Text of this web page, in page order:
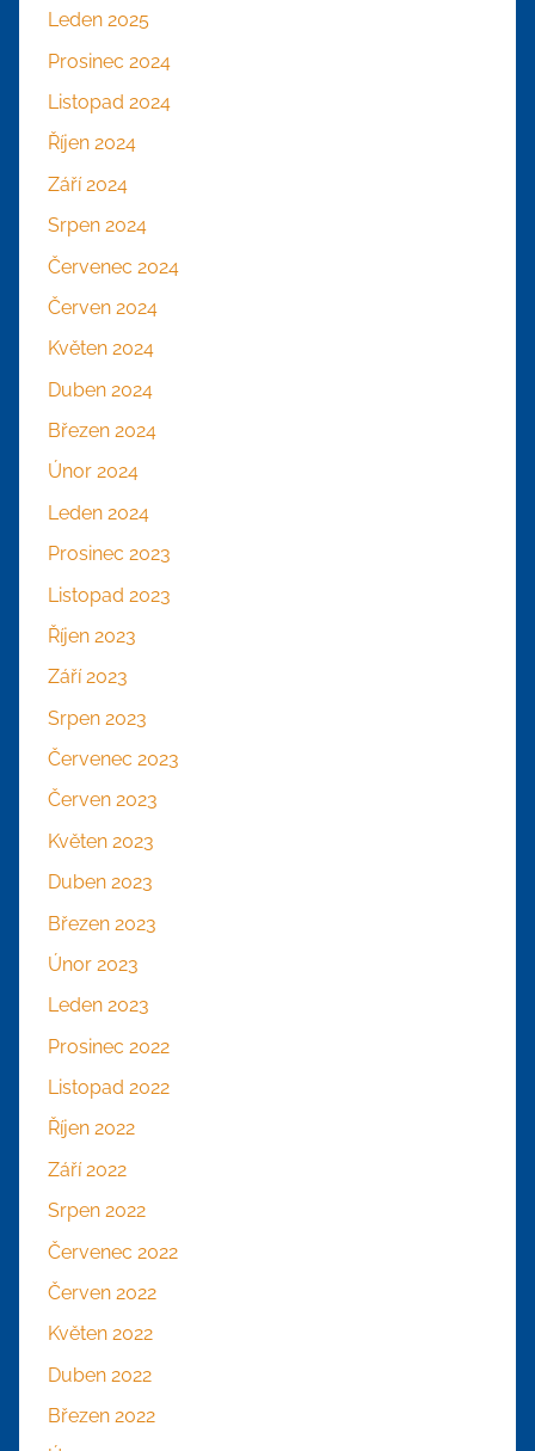
Leden 2025
Prosinec 2024
Listopad 2024
Říjen 2024
Září 2024
Srpen 2024
Červenec 2024
Červen 2024
Květen 2024
Duben 2024
Březen 2024
Únor 2024
Leden 2024
Prosinec 2023
Listopad 2023
Říjen 2023
Září 2023
Srpen 2023
Červenec 2023
Červen 2023
Květen 2023
Duben 2023
Březen 2023
Únor 2023
Leden 2023
Prosinec 2022
Listopad 2022
Říjen 2022
Září 2022
Srpen 2022
Červenec 2022
Červen 2022
Květen 2022
Duben 2022
Březen 2022